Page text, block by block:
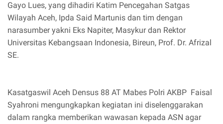
Gayo Lues, yang dihadiri Katim Pencegahan Satgas
Wilayah Aceh, Ipda Said Martunis dan tim dengan
narasumber yakni Eks Napiter, Masykur dan Rektor
Universitas Kebangsaan Indonesia, Bireun, Prof. Dr. Afrizal
SE.
Kasatgaswil Aceh Densus 88 AT Mabes Polri AKBP Faisal
Syahroni mengungkapkan kegiatan ini diselenggarakan
dalam rangka memberikan wawasan kepada ASN agar